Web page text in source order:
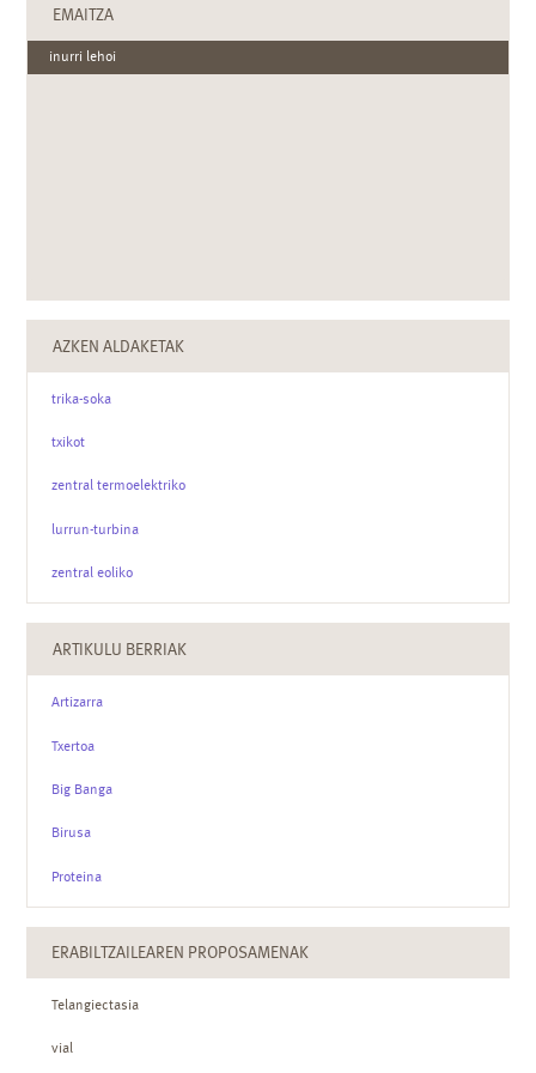
EMAITZA
inurri lehoi
AZKEN ALDAKETAK
trika-soka
txikot
zentral termoelektriko
lurrun-turbina
zentral eoliko
ARTIKULU BERRIAK
Artizarra
Txertoa
Big Banga
Birusa
Proteina
ERABILTZAILEAREN PROPOSAMENAK
Telangiectasia
vial